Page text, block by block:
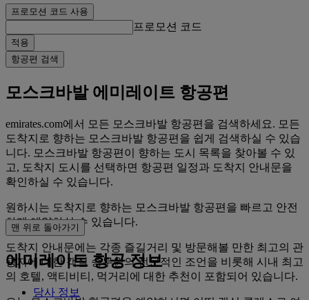
프로모션 코드 사용
프로모션 코드
적용
항공편 검색
모스크바발 에미레이트 항공편
emirates.com에서 모든 모스크바발 항공편을 검색하세요. 모든
도착지로 향하는 모스크바발 항공편을 쉽게 검색하실 수 있습
니다. 모스크바발 항공편이 향하는 도시 목록을 찾아볼 수 있
고, 도착지 도시를 선택하면 항공편 일정과 도착지 안내문을
확인하실 수 있습니다.
원하시는 도착지로 향하는 모스크바발 항공편을 빠르고 안전
하게 예약하실 수 있습니다.
도착지 안내문에는 각종 즐길거리 및 방문해볼 만한 최고의 관
광지에 대한 객실 승무원의 전문적인 조언을 비롯해 시내 최고
의 호텔, 액티비티, 먹거리에 대한 추천이 포함되어 있습니다.
맨 위로 돌아가기
에미레이트 항공 정보
당사 정보